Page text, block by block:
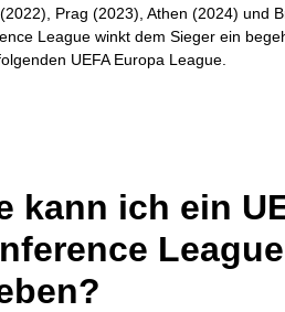
Prag (2023), Athen (2024) und
League winkt dem Sieger ein
UEFA Europa League.
kann ich ein